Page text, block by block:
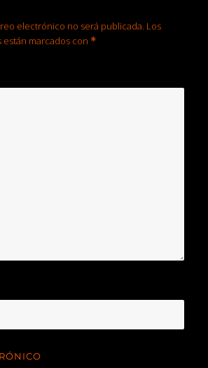
electrónico no será publicada. Los
están marcados con *